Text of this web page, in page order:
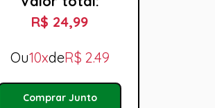
R$ 24,99
Ou10xdeR$ 2.49
Comprar Junto